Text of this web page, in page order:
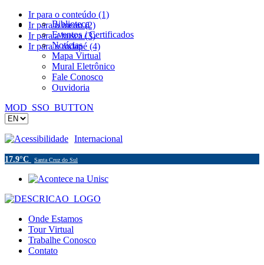
Ir para o conteúdo (1)
Ir para o menu (2)
Ir para a busca (3)
Ir para o rodapé (4)
Biblioteca
Eventos / Certificados
Notícias
Mapa Virtual
Mural Eletrônico
Fale Conosco
Ouvidoria
MOD_SSO_BUTTON
Acessibilidade Internacional
17.9°C Santa Cruz do Sul
Onde Estamos
Tour Virtual
Trabalhe Conosco
Contato